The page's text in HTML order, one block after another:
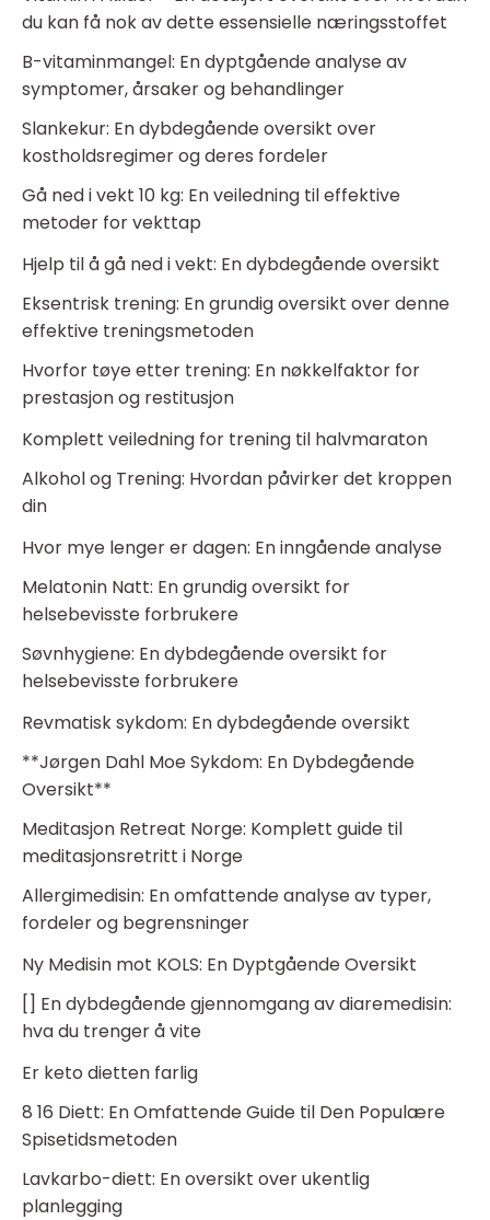
du kan få nok av dette essensielle næringsstoffet
B-vitaminmangel: En dyptgående analyse av
symptomer, årsaker og behandlinger
Slankekur: En dybdegående oversikt over
kostholdsregimer og deres fordeler
Gå ned i vekt 10 kg: En veiledning til effektive
metoder for vekttap
Hjelp til å gå ned i vekt: En dybdegående oversikt
Eksentrisk trening: En grundig oversikt over denne
effektive treningsmetoden
Hvorfor tøye etter trening: En nøkkelfaktor for
prestasjon og restitusjon
Komplett veiledning for trening til halvmaraton
Alkohol og Trening: Hvordan påvirker det kroppen
din
Hvor mye lenger er dagen: En inngående analyse
Melatonin Natt: En grundig oversikt for
helsebevisste forbrukere
Søvnhygiene: En dybdegående oversikt for
helsebevisste forbrukere
Revmatisk sykdom: En dybdegående oversikt
**Jørgen Dahl Moe Sykdom: En Dybdegående
Oversikt**
Meditasjon Retreat Norge: Komplett guide til
meditasjonsretritt i Norge
Allergimedisin: En omfattende analyse av typer,
fordeler og begrensninger
Ny Medisin mot KOLS: En Dyptgående Oversikt
[] En dybdegående gjennomgang av diaremedisin:
hva du trenger å vite
Er keto dietten farlig
8 16 Diett: En Omfattende Guide til Den Populære
Spisetidsmetoden
Lavkarbo-diett: En oversikt over ukentlig
planlegging